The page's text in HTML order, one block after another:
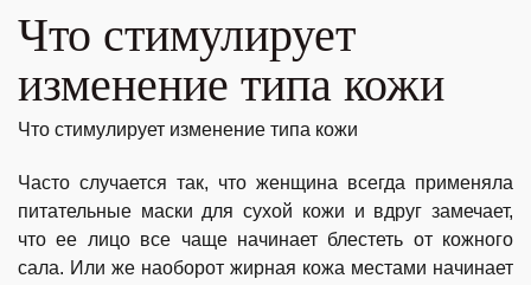
Что стимулирует
изменение типа кожи
Что стимулирует изменение типа кожи
Часто случается так, что женщина всегда применяла
питательные маски для сухой кожи и вдруг замечает,
что ее лицо все чаще начинает блестеть от кожного
сала. Или же наоборот жирная кожа местами начинает